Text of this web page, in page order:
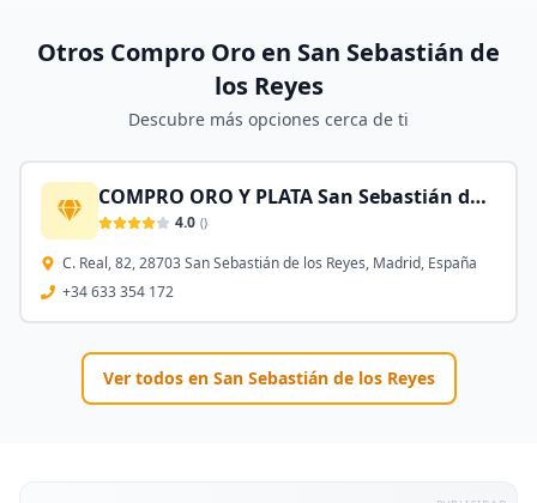
Otros Compro Oro en San Sebastián de
los Reyes
Descubre más opciones cerca de ti
COMPRO ORO Y PLATA San Sebastián de los Reyes
4.0 ()
C. Real, 82, 28703 San Sebastián de los Reyes, Madrid, España
+34 633 354 172
Ver todos en San Sebastián de los Reyes